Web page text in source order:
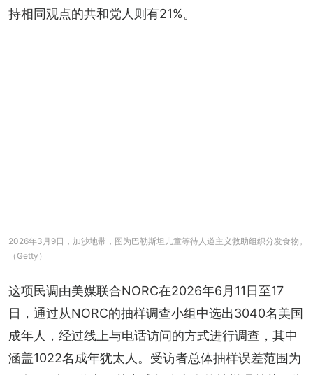
持相同观点的共和党人则有21%。
2026年3月9日，加沙地带，图为巴勒斯坦儿童等待人道主义救助组织分发食物。
（Getty）
这项民调由美媒联合NORC在2026年6月11日至17
日，通过从NORC的抽样调查小组中选出3040名美国
成年人，经过线上与电话访问的方式进行调查，其中
涵盖1022名成年犹太人。受访者总体抽样误差范围为